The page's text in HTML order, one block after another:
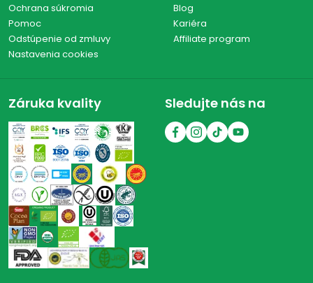
Ochrana súkromia
Pomoc
Odstúpenie od zmluvy
Nastavenia cookies
Blog
Kariéra
Affiliate program
Záruka kvality Sledujte nás na